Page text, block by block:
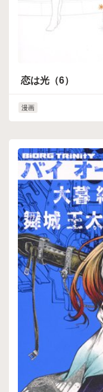
恋は光（6）
漫画